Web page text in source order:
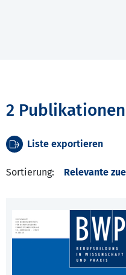
2
Liste exportieren
Sortierung: